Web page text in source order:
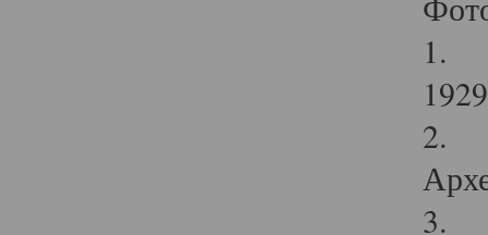
1.
2.
3.